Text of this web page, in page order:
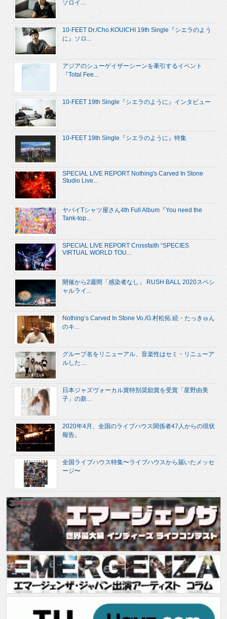
ソロイ...
10-FEET Dr./Cho.KOUICHI 19th Single『シエラのよう
に』ソロ...
アジアのシューゲイザーシーンを牽引するイベント
『Total Fee...
10-FEET 19th Single『シエラのように』インタビュー
10-FEET 19th Single『シエラのように』特集
SPECIAL LIVE REPORT Nothing's Carved In Stone
Studio Live...
ヤバイTシャツ屋さん4th Full Album『You need the
Tank-top...
SPECIAL LIVE REPORT Crossfaith “SPECIES
VIRTUAL WORLD TOU...
開催から2週間「感染者なし」 RUSH BALL 2020スペシ
ャルライ...
Nothing’s Carved In Stone Vo./G.村松拓 続・たっきゅん
のキ...
グループ名をリニューアル、音楽性はセミ・リニューア
ルした ...
日本ジャズヴォーカル賞特別奨励賞を受賞「星野由美
子」の新...
2020年4月、全国のライブハウス関係者47人からの現状
報告。
全国ライブハウス特集〜ライブハウスから届いたメッセ
ージ〜